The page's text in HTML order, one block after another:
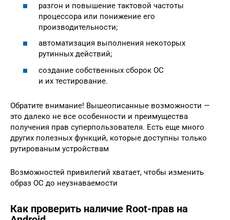
разгон и повышение тактовой частоты
процессора или понижение его
производительности;
автоматизация выполнения некоторых
рутинных действий;
создание собственных сборок ОС
и их тестирование.
Обратите внимание! Вышеописанные возможности —
это далеко не все особенности и преимущества
получения прав суперпользователя. Есть еще много
других полезных функций, которые доступны только
рутированым устройствам
Возможностей привилегий хватает, чтобы изменить
образ ОС до неузнаваемости
Как проверить наличие Root-прав на